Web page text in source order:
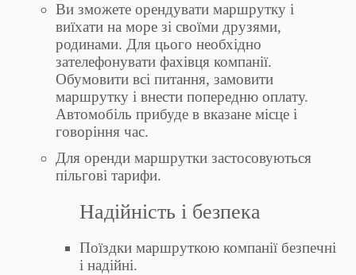
Ви зможете орендувати маршрутку і
виїхати на море зі своїми друзями,
родинами. Для цього необхідно
зателефонувати фахівця компанії.
Обумовити всі питання, замовити
маршрутку і внести попередню оплату.
Автомобіль прибуде в вказане місце і
говоріння час.
Для оренди маршрутки застосовуються
пільгові тарифи.
Надійність і безпека
Поїздки маршруткою компанії безпечні
і надійні.